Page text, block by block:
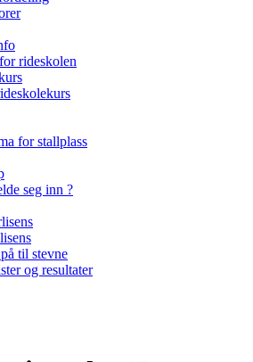
rideskolen
for stallplass
seg inn ?
til stevne
og resultater